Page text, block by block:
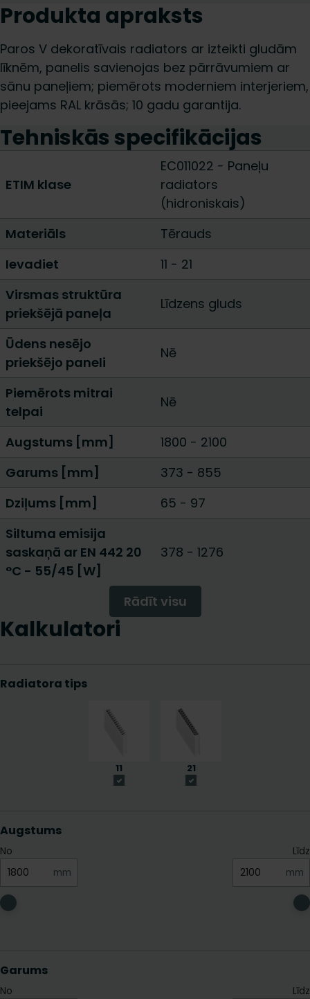
Produkta apraksts
Paros V dekoratīvais radiators ar izteikti gludām
līknēm, panelis savienojas bez pārrāvumiem ar
sānu paneļiem; piemērots moderniem interjeriem,
pieejams RAL krāsās; 10 gadu garantija.
Tehniskās specifikācijas
ETIM klase
EC011022 - Paneļu
radiators
(hidroniskais)
Materiāls
Tērauds
Ievadiet
11 - 21
Virsmas struktūra
priekšējā paneļa
Līdzens gluds
Ūdens nesējo
priekšējo paneli
Nē
Piemērots mitrai
telpai
Nē
Augstums [mm] 1800 - 2100
Garums [mm]
373 - 855
Dziļums [mm]
65 - 97
Siltuma emisija
saskaņā ar EN 442 20
°C - 55/45 [W]
378 - 1276
Rādīt visu
Kalkulatori